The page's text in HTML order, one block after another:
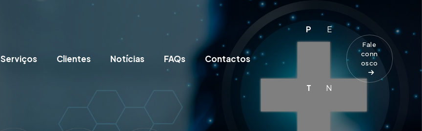
Serviços Clientes Notícias FAQs Contactos
P
T
E
N
Fale
conn
osco